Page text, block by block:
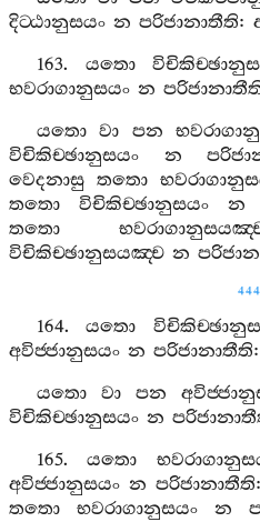
දිට‍්ඨානුසයං න පරිජානාතීති:
163. යතො
භවරාගානුසයං න
යතො
වා පන
විචිකිච‍්ඡානුසයං
න
වෙදනාසු තතො
තතො
විචිකිච‍්ඡානුසයං න
තතො
විචිකිච‍්ඡානුසයඤ‍්ච න
444
164.යතො
අවිජ‍්ජානුසයං න පරිජානාතීති:
යතො
වා පන
විචිකිච‍්ඡානුසයං න
165.යතො
අවිජ‍්ජානුසයං න පරිජානාතීති
තතො
භවරාගානුසයං න